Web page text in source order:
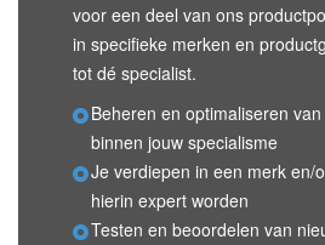
voor een deel van ons
in specifieke merken en
tot dé specialist.
Beheren en optimaliseren
binnen jouw specialisme
Je verdiepen in een merk en/
hierin expert worden
Testen en beoordelen van